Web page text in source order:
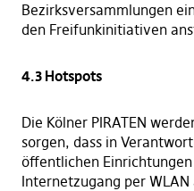
Bezirksversammlungen
den Freifunkinitiativen
4.3 Hotspots
Die Kölner PIRATEN
sorgen, dass in
öffentlichen
Internetzugang per